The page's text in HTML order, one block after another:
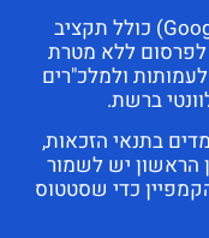
תכנית המענקים של גוגל (Google Grants) כולל תקציב
$10,000 בחודש לפרסום ללא מטרת
ולמלכ"רים
ברשת.
בתנאי הזכאות,
הראשון יש לשמור
כדי שסטטוס